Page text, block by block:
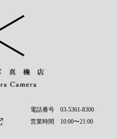
電話番号 03-5361-8300
営業時間 10:00〜21:00